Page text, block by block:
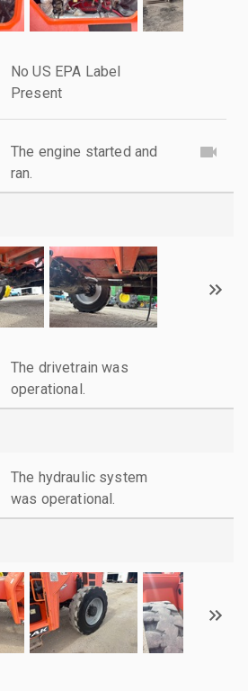
No US EPA Label
Present
The engine started and
ran.
The drivetrain was
operational.
The hydraulic system
was operational.